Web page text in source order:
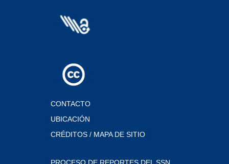
CONTACTO
UBICACIÓN
CRÉDITOS / MAPA DE SITIO